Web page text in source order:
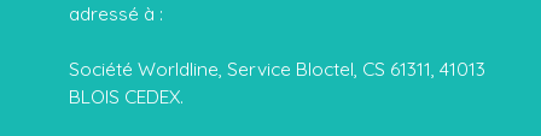
adressé à :
Société Worldline, Service Bloctel, CS 61311, 41013
BLOIS CEDEX.